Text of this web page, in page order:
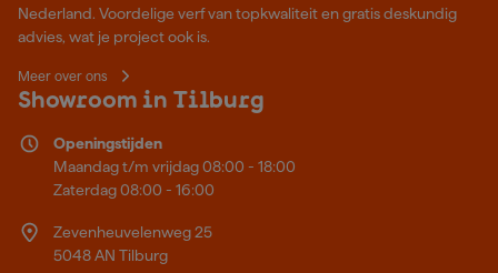
Nederland. Voordelige verf van topkwaliteit en gratis deskundig
advies, wat je project ook is.
Meer over ons
Showroom in Tilburg
Openingstijden
Maandag t/m vrijdag 08:00 - 18:00
Zaterdag 08:00 - 16:00
Zevenheuvelenweg 25
5048 AN Tilburg